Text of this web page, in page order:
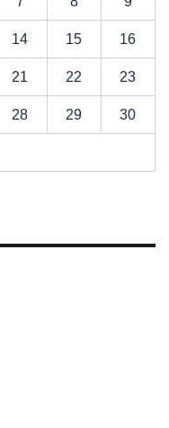
14 15 16
21 22 23
28 29 30